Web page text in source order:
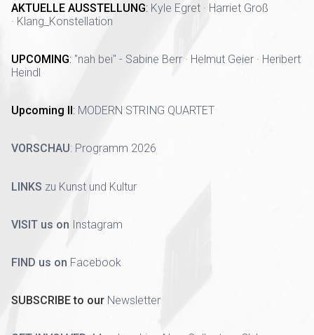
AKTUELLE AUSSTELLUNG: Kyle Egret · Harriet Groß
· Klang_Konstellation
UPCOMING: "nah bei" - Sabine Berr · Helmut Geier · Heribert
Heindl
Upcoming II : MODERN STRING QUARTET
VORSCHAU: Programm 2026
LINKS zu Kunst und Kultur
VISIT us on Instagram
FIND us on Facebook
SUBSCRIBE to our Newsletter